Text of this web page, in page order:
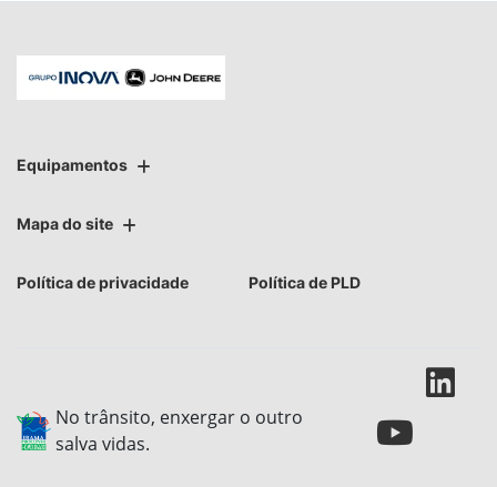
Equipamentos
Mapa do site
Política de privacidade Política de PLD
No trânsito, enxergar o outro
salva vidas.